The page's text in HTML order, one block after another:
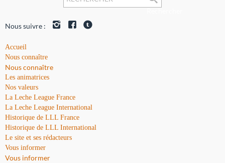
Nous suivre :
Accueil
Nous connaître
Nous connaître
Les animatrices
Nos valeurs
La Leche League France
La Leche League International
Historique de LLL France
Historique de LLL International
Le site et ses rédacteurs
Vous informer
Vous informer